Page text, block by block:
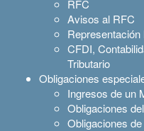
RFC
Avisos al RFC
Representación
CFDI,
Tributario
Obligaciones
Ingresos de un
Obligaciones
Obligaciones